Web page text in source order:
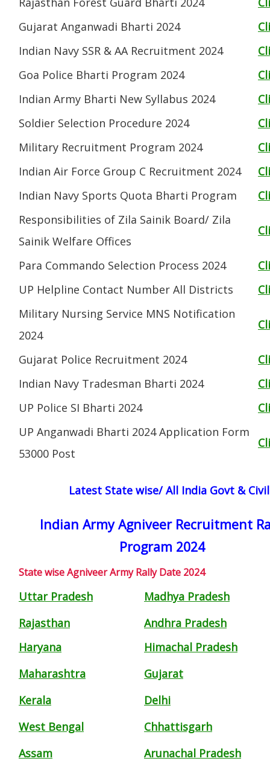
Gujarat Anganwadi Bharti 2024
Indian Navy SSR & AA Recruitment 2024
Goa Police Bharti Program 2024
Indian Army Bharti New Syllabus 2024
Soldier Selection Procedure 2024
Military Recruitment Program 2024
Indian Air Force Group C Recruitment 2024
Indian Navy Sports Quota Bharti Program
Responsibilities of Zila Sainik Board/ Zila
Sainik Welfare Offices
Para Commando Selection Process 2024
UP Helpline Contact Number All Districts
Military Nursing Service MNS Notification
2024
Gujarat Police Recruitment 2024
Indian Navy Tradesman Bharti 2024
UP Police SI Bharti 2024
UP Anganwadi Bharti 2024 Application Form
53000 Post
Latest State wise/ All India Govt &
Indian Army Agniveer Recruitment
Program 2024
State wise Agniveer Army Rally Date 2024
Uttar Pradesh
Madhya Pradesh
Rajasthan
Andhra Pradesh
Haryana
Himachal Pradesh
Maharashtra
Gujarat
Kerala
Delhi
West Bengal
Chhattisgarh
Assam
Arunachal Pradesh